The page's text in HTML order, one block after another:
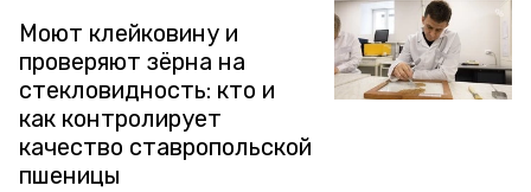
Моют клейковину и
проверяют зёрна на
стекловидность: кто и
как контролирует
качество ставропольской
пшеницы